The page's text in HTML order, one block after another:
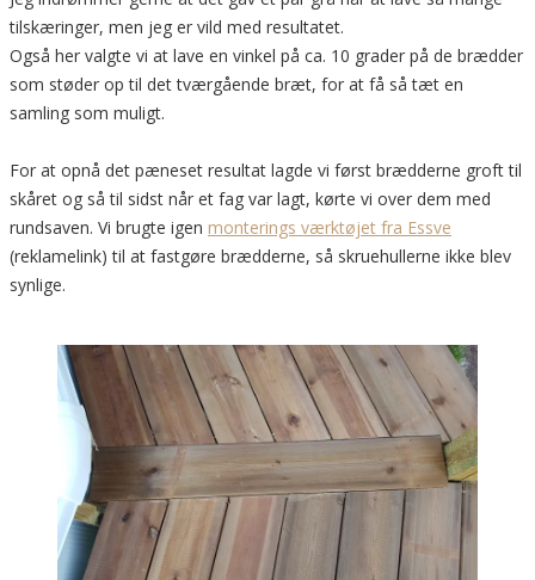
tilskæringer, men jeg er vild med resultatet.
Også her valgte vi at lave en vinkel på ca. 10 grader på de brædder
som støder op til det tværgående bræt, for at få så tæt en
samling som muligt.
For at opnå det pæneset resultat lagde vi først brædderne groft til
skåret og så til sidst når et fag var lagt, kørte vi over dem med
rundsaven. Vi brugte igen monterings værktøjet fra Essve
(reklamelink) til at fastgøre brædderne, så skruehullerne ikke blev
synlige.